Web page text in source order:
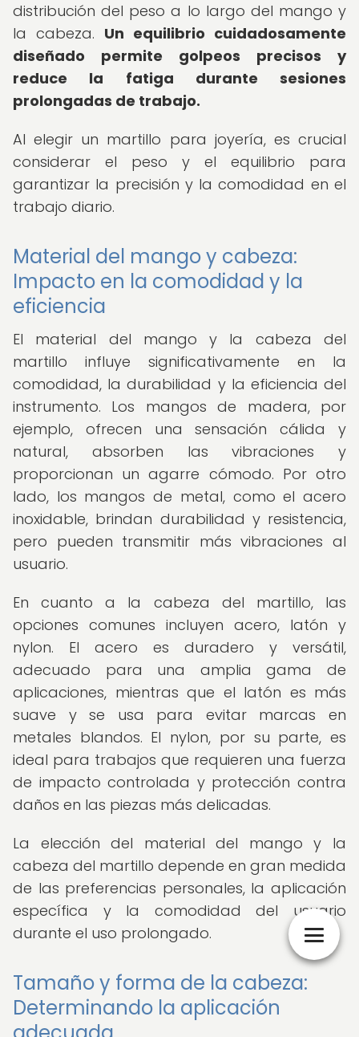
distribución del peso a lo largo del mango y
la cabeza. Un equilibrio cuidadosamente
diseñado permite golpeos precisos y
reduce la fatiga durante sesiones
prolongadas de trabajo.
Al elegir un martillo para joyería, es crucial
considerar el peso y el equilibrio para
garantizar la precisión y la comodidad en el
trabajo diario.
Material del mango y cabeza:
Impacto en la comodidad y la
eficiencia
El material del mango y la cabeza del
martillo influye significativamente en la
comodidad, la durabilidad y la eficiencia del
instrumento. Los mangos de madera, por
ejemplo, ofrecen una sensación cálida y
natural, absorben las vibraciones y
proporcionan un agarre cómodo. Por otro
lado, los mangos de metal, como el acero
inoxidable, brindan durabilidad y resistencia,
pero pueden transmitir más vibraciones al
usuario.
En cuanto a la cabeza del martillo, las
opciones comunes incluyen acero, latón y
nylon. El acero es duradero y versátil,
adecuado para una amplia gama de
aplicaciones, mientras que el latón es más
suave y se usa para evitar marcas en
metales blandos. El nylon, por su parte, es
ideal para trabajos que requieren una fuerza
de impacto controlada y protección contra
daños en las piezas más delicadas.
La elección del material del mango y la
cabeza del martillo depende en gran medida
de las preferencias personales, la aplicación
específica y la comodidad del usuario
durante el uso prolongado.
Tamaño y forma de la cabeza:
Determinando la aplicación